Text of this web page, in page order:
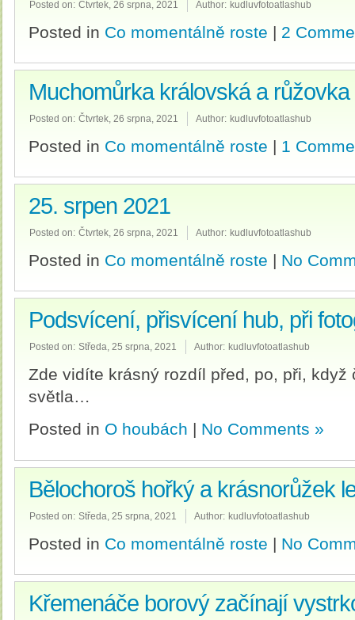
Posted on: Čtvrtek, 26 srpna, 2021 Author: kudluvfotoatlashub
Posted in Co momentálně roste | 2
Muchomůrka královská a růžovka
Posted on: Čtvrtek, 26 srpna, 2021 Author: kudluvfotoatlashub
Posted in Co momentálně roste | 1
25. srpen 2021
Posted on: Čtvrtek, 26 srpna, 2021 Author: kudluvfotoatlashub
Posted in Co momentálně roste | No
Podsvícení, přisvícení hub, při
Posted on: Středa, 25 srpna, 2021 Author: kudluvfotoatlashub
Zde vidíte krásný rozdíl před, po, při, když
světla…
Posted in O houbách | No Comments »
Bělochoroš hořký a krásnorůžek
Posted on: Středa, 25 srpna, 2021 Author: kudluvfotoatlashub
Posted in Co momentálně roste | No
Křemenáče borový začínají